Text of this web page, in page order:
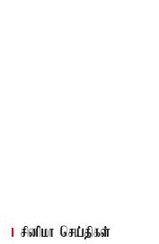
சினிமா செய்திகள்